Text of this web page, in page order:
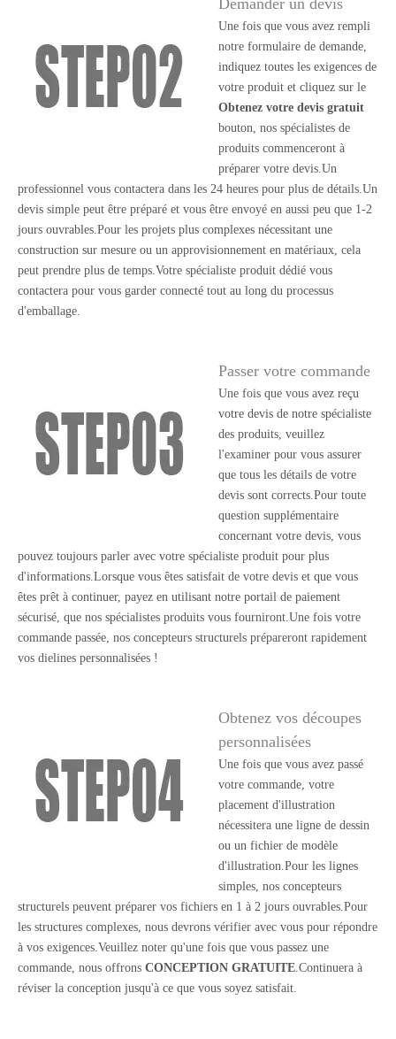
Demander un devis
Une fois que vous avez rempli
notre formulaire de demande,
indiquez toutes les exigences de
votre produit et cliquez sur le
Obtenez votre devis gratuit
bouton, nos spécialistes de
produits commenceront à
préparer votre devis.Un
professionnel vous contactera dans les 24 heures pour plus de détails.Un
devis simple peut être préparé et vous être envoyé en aussi peu que 1-2
jours ouvrables.Pour les projets plus complexes nécessitant une
construction sur mesure ou un approvisionnement en matériaux, cela
peut prendre plus de temps.Votre spécialiste produit dédié vous
contactera pour vous garder connecté tout au long du processus
d'emballage.
Passer votre commande
Une fois que vous avez reçu
votre devis de notre spécialiste
des produits, veuillez
l'examiner pour vous assurer
que tous les détails de votre
devis sont corrects.Pour toute
question supplémentaire
concernant votre devis, vous
pouvez toujours parler avec votre spécialiste produit pour plus
d'informations.Lorsque vous êtes satisfait de votre devis et que vous
êtes prêt à continuer, payez en utilisant notre portail de paiement
sécurisé, que nos spécialistes produits vous fourniront.Une fois votre
commande passée, nos concepteurs structurels prépareront rapidement
vos dielines personnalisées !
Obtenez vos découpes
personnalisées
Une fois que vous avez passé
votre commande, votre
placement d'illustration
nécessitera une ligne de dessin
ou un fichier de modèle
d'illustration.Pour les lignes
simples, nos concepteurs
structurels peuvent préparer vos fichiers en 1 à 2 jours ouvrables.Pour
les structures complexes, nous devrons vérifier avec vous pour répondre
à vos exigences.Veuillez noter qu'une fois que vous passez une
commande, nous offrons CONCEPTION GRATUITE.Continuera à
réviser la conception jusqu'à ce que vous soyez satisfait.